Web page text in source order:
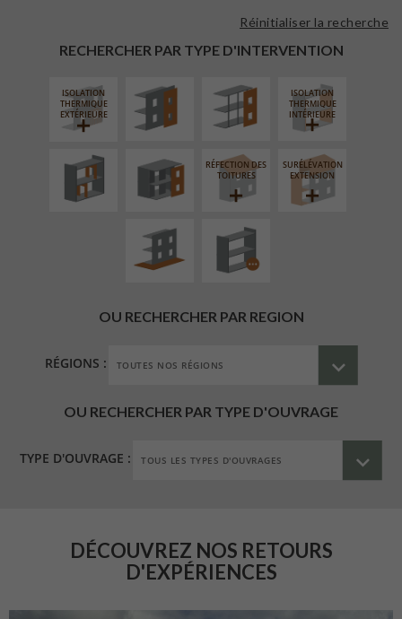
RECHERCHER PAR TYPE D'INTERVENTION
Réinitialiser la recherche
ISOLATION
THERMIQUE
EXTÉRIEURE
FAÇADE SUR
LINÉAIRE
ISOLATION
THERMIQUE
INTÉRIEURE
RÉAMÉNAGEMENT
INTÉRIEUR
FERMETURE
LOGGIAS
RÉFECTION DES
TOITURES
SURÉLÉVATION
EXTENSION
AMÉNAGEMENT
EXTÉRIEUR
PROCÉDÉ
PARTICULIER
OU RECHERCHER PAR REGION
RÉGIONS :
OU RECHERCHER PAR TYPE D'OUVRAGE
TYPE D'OUVRAGE :
DÉCOUVREZ NOS RETOURS
D'EXPÉRIENCES